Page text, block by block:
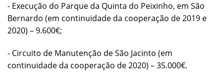
- Execução do Parque da Quinta do Peixinho, em São
Bernardo (em continuidade da cooperação de 2019 e
2020) – 9.600€;
- Circuito de Manutenção de São Jacinto (em
continuidade da cooperação de 2020) – 35.000€.